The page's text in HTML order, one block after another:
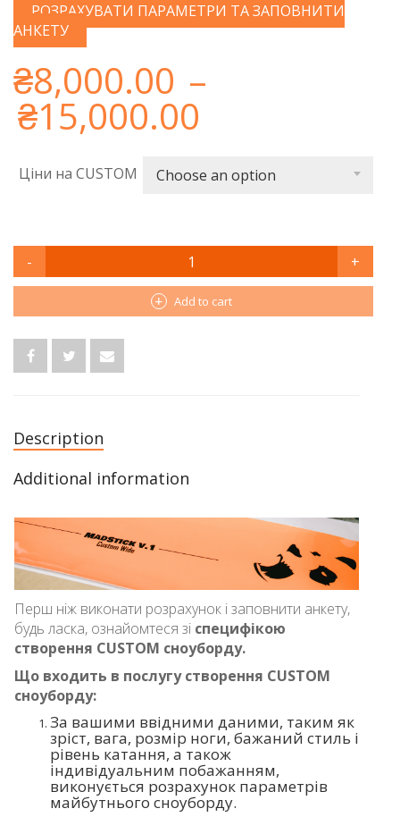
РОЗРАХУВАТИ ПАРАМЕТРИ ТА ЗАПОВНИТИ
АНКЕТУ
₴8,000.00 –
₴15,000.00
Ціни на CUSTOM Choose an option
WOOD
CUSTOM
Add to cart
Description
Additional information
Перш ніж виконати розрахунок і заповнити анкету,
будь ласка, ознайомтеся зі специфікою
створення CUSTOM сноуборду.
Що входить в послугу створення CUSTOM
сноуборду:
За вашими ввідними даними, таким як
зріст, вага, розмір ноги, бажаний стиль і
рівень катання, а також
індивідуальним побажанням,
виконується розрахунок параметрів
майбутнього сноуборду.